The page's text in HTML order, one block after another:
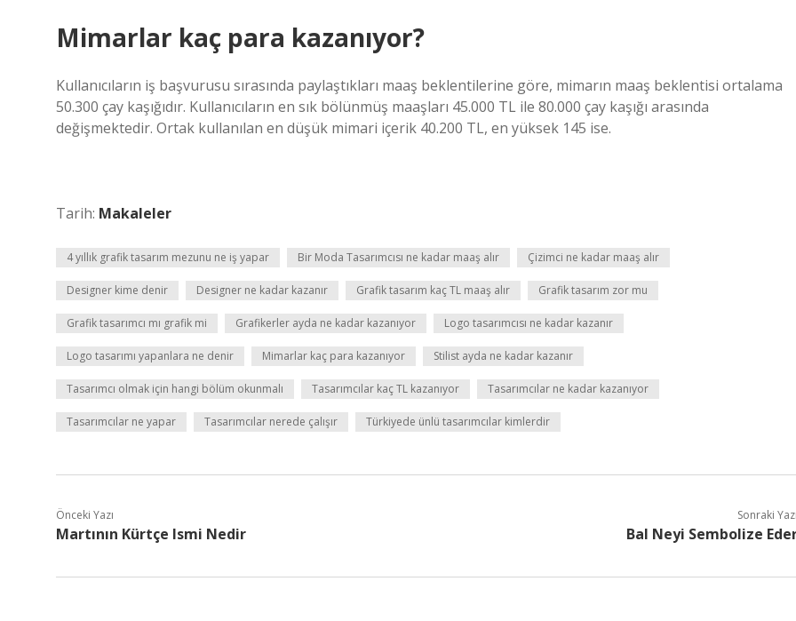
Mimarlar kaç para kazanıyor?
Kullanıcıların iş başvurusu sırasında paylaştıkları maaş beklentilerine göre, mimarın maaş beklentisi ortalama
50.300 çay kaşığıdır. Kullanıcıların en sık bölünmüş maaşları 45.000 TL ile 80.000 çay kaşığı arasında
değişmektedir. Ortak kullanılan en düşük mimari içerik 40.200 TL, en yüksek 145 ise.
Tarih: Makaleler
4 yıllık grafik tasarım mezunu ne iş yapar Bir Moda Tasarımcısı ne kadar maaş alır Çizimci ne kadar maaş alır
Designer kime denir Designer ne kadar kazanır Grafik tasarım kaç TL maaş alır Grafik tasarım zor mu
Grafik tasarımcı mı grafik mi Grafikerler ayda ne kadar kazanıyor Logo tasarımcısı ne kadar kazanır
Logo tasarımı yapanlara ne denir Mimarlar kaç para kazanıyor Stilist ayda ne kadar kazanır
Tasarımcı olmak için hangi bölüm okunmalı Tasarımcılar kaç TL kazanıyor Tasarımcılar ne kadar kazanıyor
Tasarımcılar ne yapar Tasarımcılar nerede çalışır Türkiyede ünlü tasarımcılar kimlerdir
Önceki Yazı
Martının Kürtçe Ismi Nedir
Sonraki Yazı
Bal Neyi Sembolize